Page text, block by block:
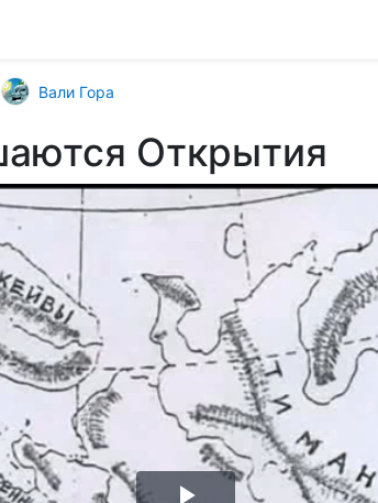
Вали Гора
Открытия